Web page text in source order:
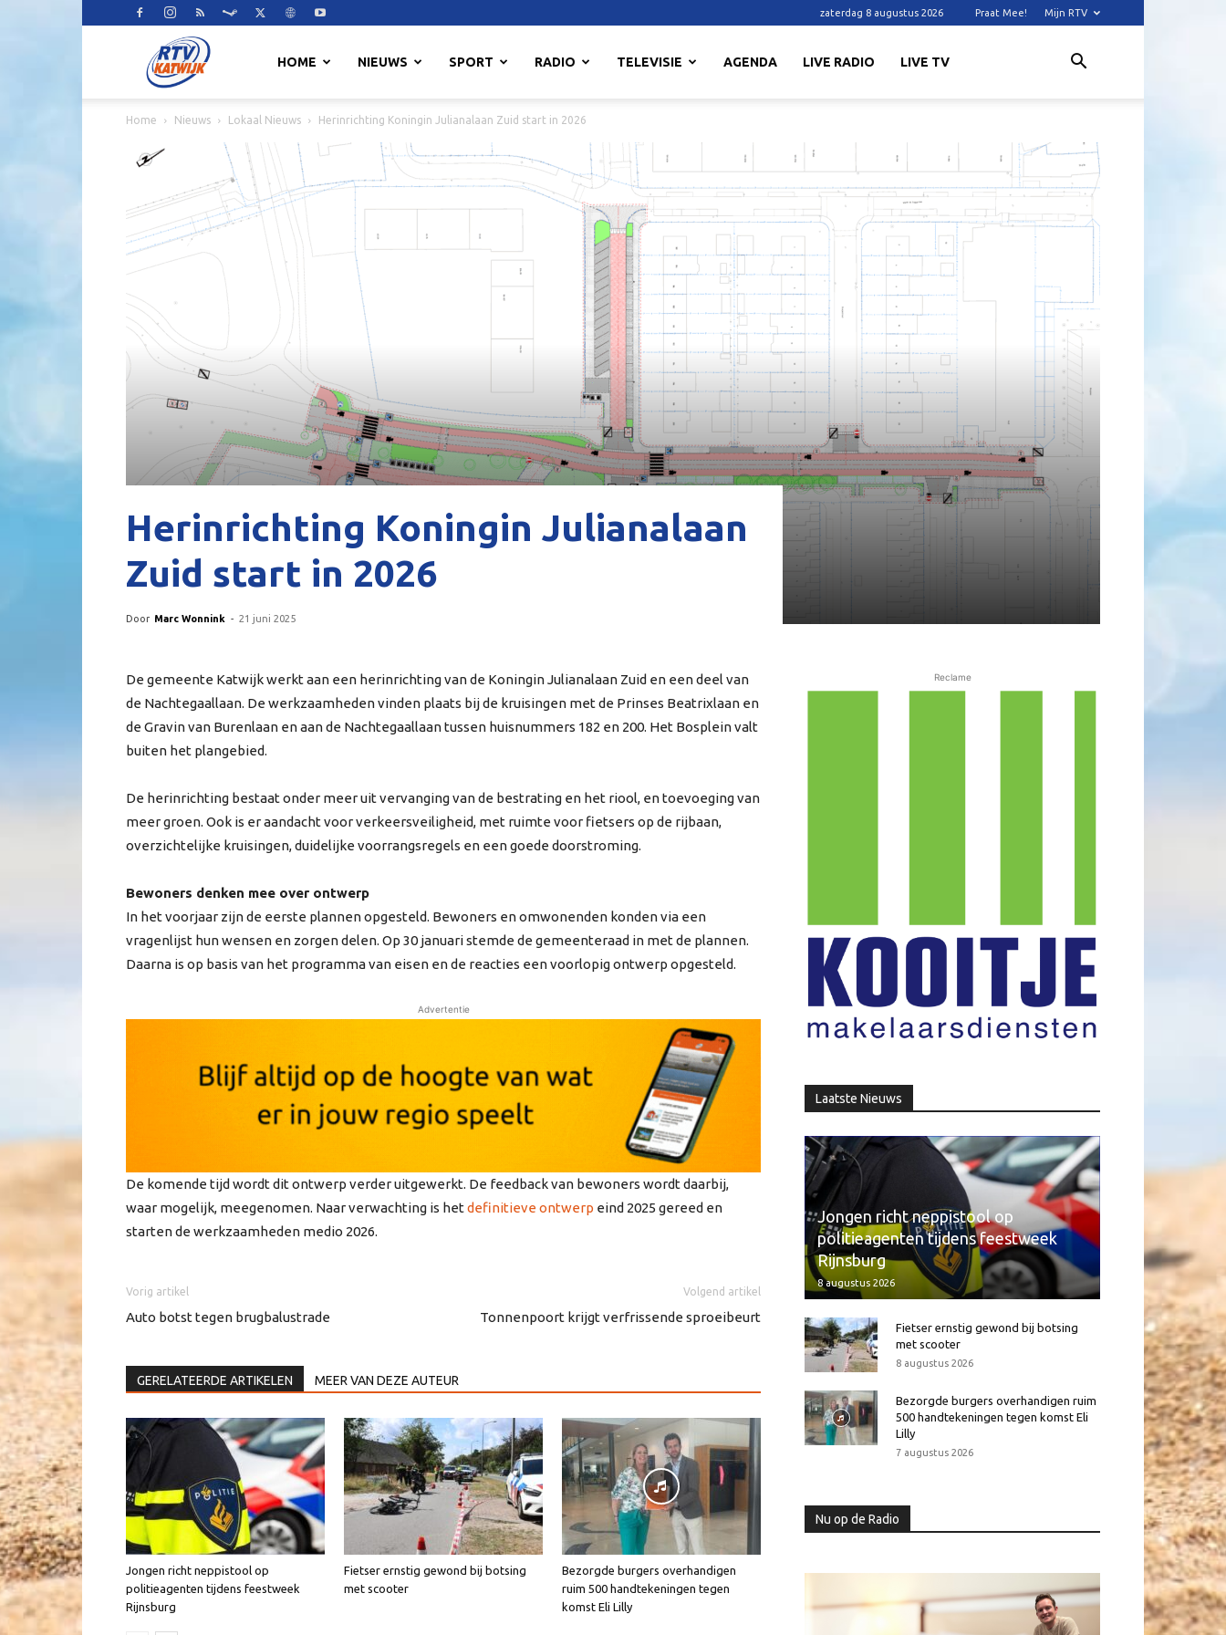
zaterdag 8 augustus 2026 Praat Mee! Mijn RTV
HOME NIEUWS SPORT RADIO TELEVISIE AGENDA LIVE RADIO LIVE TV
Home Nieuws Lokaal Nieuws Herinrichting Koningin Julianalaan Zuid start in 2026
Herinrichting Koningin Julianalaan
Zuid start in 2026
Door Marc Wonnink - 21 juni 2025
De gemeente Katwijk werkt aan een herinrichting van de Koningin Julianalaan Zuid en een deel van
de Nachtegaallaan. De werkzaamheden vinden plaats bij de kruisingen met de Prinses Beatrixlaan en
de Gravin van Burenlaan en aan de Nachtegaallaan tussen huisnummers 182 en 200. Het Bosplein valt
buiten het plangebied.
De herinrichting bestaat onder meer uit vervanging van de bestrating en het riool, en toevoeging van
meer groen. Ook is er aandacht voor verkeersveiligheid, met ruimte voor fietsers op de rijbaan,
overzichtelijke kruisingen, duidelijke voorrangsregels en een goede doorstroming.
Bewoners denken mee over ontwerp
In het voorjaar zijn de eerste plannen opgesteld. Bewoners en omwonenden konden via een
vragenlijst hun wensen en zorgen delen. Op 30 januari stemde de gemeenteraad in met de plannen.
Daarna is op basis van het programma van eisen en de reacties een voorlopig ontwerp opgesteld.
Advertentie
De komende tijd wordt dit ontwerp verder uitgewerkt. De feedback van bewoners wordt daarbij,
waar mogelijk, meegenomen. Naar verwachting is hetdefinitieve ontwerp eind 2025 gereed en
starten de werkzaamheden medio 2026.
Vorig artikel
Auto botst tegen brugbalustrade
Volgend artikel
Tonnenpoort krijgt verfrissende sproeibeurt
GERELATEERDE ARTIKELEN MEER VAN DEZE AUTEUR
Jongen richt neppistool op
politieagenten tijdens feestweek
Rijnsburg
Fietser ernstig gewond bij botsing
met scooter
Bezorgde burgers overhandigen
ruim 500 handtekeningen tegen
komst Eli Lilly
Reclame
Laatste Nieuws
Jongen richt neppistool op
politieagenten tijdens feestweek
Rijnsburg
8 augustus 2026
Fietser ernstig gewond bij botsing
met scooter
8 augustus 2026
Bezorgde burgers overhandigen ruim
500 handtekeningen tegen komst Eli
Lilly
7 augustus 2026
Nu op de Radio